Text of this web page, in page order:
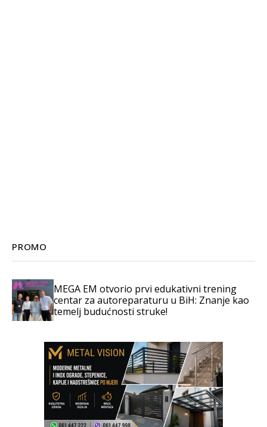
PROMO
MEGA EM otvorio prvi edukativni trening
centar za autoreparaturu u BiH: Znanje kao
temelj budućnosti struke!